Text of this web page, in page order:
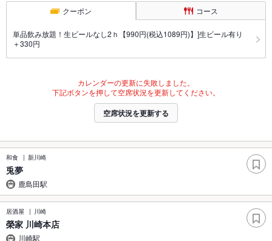
クーポン コース
単品飲み放題！生ビールなし2ｈ【990円(税込1089円)】]生ビール有り
＋330円
カレンダーの更新に失敗しました。
下記ボタンを押して空席状況を更新してください。
空席状況を更新する
和食 新川崎
兎夢
鹿島田駅
居酒屋 川崎
榮家 川崎本店
川崎駅